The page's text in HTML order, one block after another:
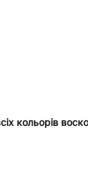
кольорів